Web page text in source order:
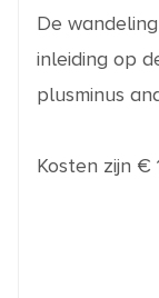
De
inleiding op
plusminus
Kosten zijn €